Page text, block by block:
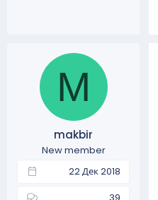
M
makbir
New member
22 Дек 2018
39